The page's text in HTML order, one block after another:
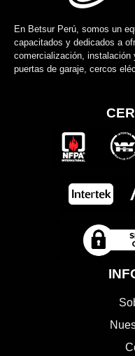
En Betsur Perú, somos un
capacitados y dedicados a
comercialización, instalación
puertas de garaje, cercos